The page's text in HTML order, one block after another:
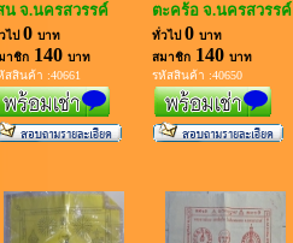
น จ.นครสวรรค์
ไป 0 บาท
าชิก140 บาท
สสินค้า :40661
ตะคร้อ จ.นครสวรรค์
ทั่วไป 0 บาท
สมาชิก140 บาท
รหัสสินค้า :40650